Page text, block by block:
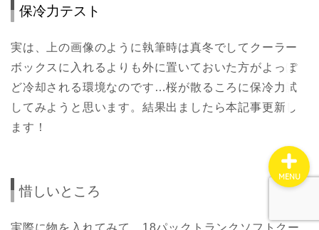
保冷力テスト
実は、上の画像のように執筆時は真冬でしてクーラー
ボックスに入れるよりも外に置いておいた方がよっぽ
ど冷却される環境なのです…桜が散るころに保冷力試
してみようと思います。結果出ましたら本記事更新し
ます！
惜しいところ
MENU
お問い合わせ
プロフィール